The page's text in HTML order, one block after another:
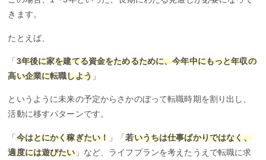
きます。
たとえば、
「 3年後に家を建てる資金をためるために、今年中にもっと年収の
高い企業に転職しよう」
というように未来の予定からさかのぼって転職時期を割り出し、
活動に移すパターンです。
「 今はとにかく稼ぎたい！ 」「若いうちは仕事ばかりではなく、
適度には遊びたい」など、ライフプランを考えたうえで転職に求